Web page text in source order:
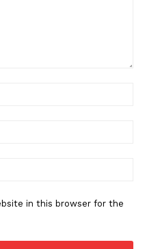
in this browser for the